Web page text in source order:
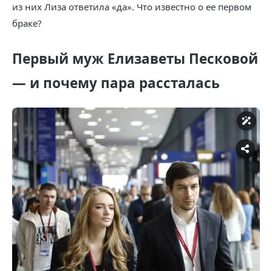
из них Лиза ответила «да». Что известно о ее первом
браке?
Первый муж Елизаветы Песковой
— и почему пара рассталась